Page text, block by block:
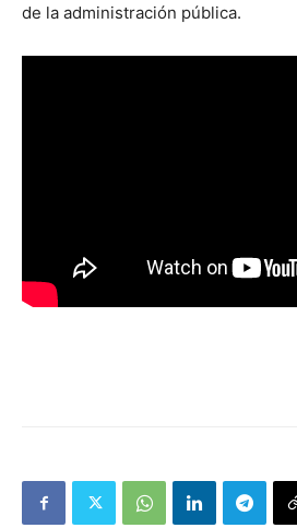
de la administración pública.